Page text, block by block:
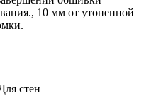
10 мм от утоненной
стен